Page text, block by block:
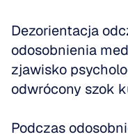
Dezorientacja
odosobnienia
zjawisko
odwrócony szok
Podczas